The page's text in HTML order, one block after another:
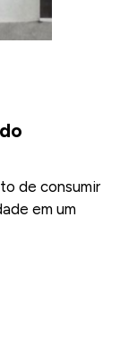
de consumir
em um